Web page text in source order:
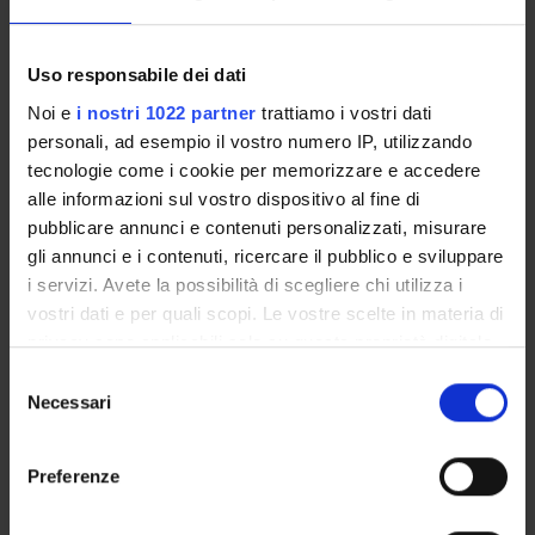
Uso responsabile dei dati
Noi e i nostri 1022 partner trattiamo i vostri dati
personali, ad esempio il vostro numero IP, utilizzando
tecnologie come i cookie per memorizzare e accedere
alle informazioni sul vostro dispositivo al fine di
pubblicare annunci e contenuti personalizzati, misurare
gli annunci e i contenuti, ricercare il pubblico e sviluppare
i servizi. Avete la possibilità di scegliere chi utilizza i
vostri dati e per quali scopi. Le vostre scelte in materia di
privacy sono applicabili solo su questa proprietà digitale
modificare o revocare il proprio consenso in qualsiasi
momento dalla Dichiarazione sui cookie o facendo clic
delNecessari
Preferenze
Overview
Enrolment Policy
Degree Programme
Courses
Notices
Governing bodies
STUDYING
COURSES
TRAINING